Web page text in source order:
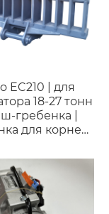
EC210 | для
18-27 тонн
гребенка |
для корней